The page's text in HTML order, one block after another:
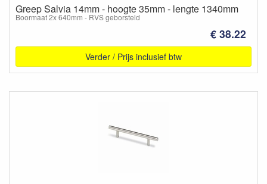
Greep Salvia 14mm - hoogte 35mm - lengte 1340mm
Boormaat 2x 640mm - RVS geborsteld
€ 38.22
Verder / Prijs inclusief btw